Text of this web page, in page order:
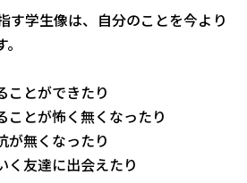
す学生像は、自分のことを今より
ことができたり
ことが怖く無くなったり
が無くなったり
く友達に出会えたり